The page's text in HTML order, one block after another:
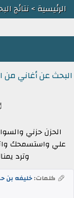
الرئيسية> نتائج
البحث عن أغاني من
الحزن حزني
علي واستسمحك
وترد
كلمات:خليفه بن